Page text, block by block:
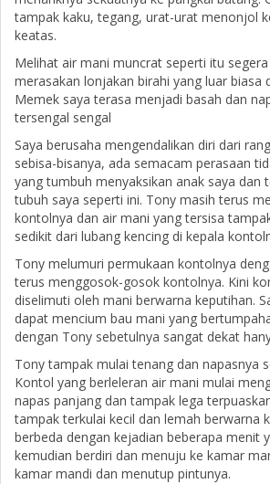
tampak kaku, tegang, urat-urat menonjol
keatas.
Melihat air mani muncrat seperti itu
merasakan lonjakan birahi yang luar biasa
Memek saya terasa menjadi basah dan
tersengal sengal
Saya berusaha mengendalikan diri dari
sebisa-bisanya, ada semacam perasaan
yang tumbuh menyaksikan anak saya dan
tubuh saya seperti ini. Tony masih terus
kontolnya dan air mani yang tersisa
sedikit dari lubang kencing di kepala
Tony melumuri permukaan kontolnya
terus menggosok-gosok kontolnya. Kini
diselimuti oleh mani berwarna keputihan.
dapat mencium bau mani yang
dengan Tony sebetulnya sangat dekat
Tony tampak mulai tenang dan napasnya
Kontol yang berleleran air mani mulai
napas panjang dan tampak lega
tampak terkulai kecil dan lemah berwarna
berbeda dengan kejadian beberapa menit
kemudian berdiri dan menuju ke kamar
kamar mandi dan menutup pintunya.